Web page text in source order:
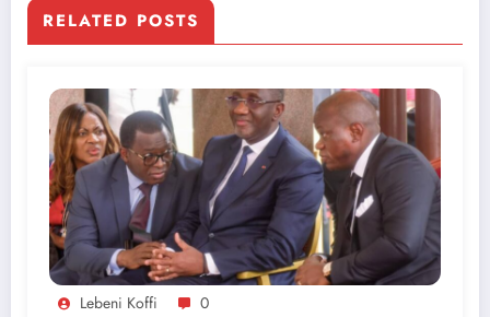
RELATED POSTS
Lebeni Koffi 0